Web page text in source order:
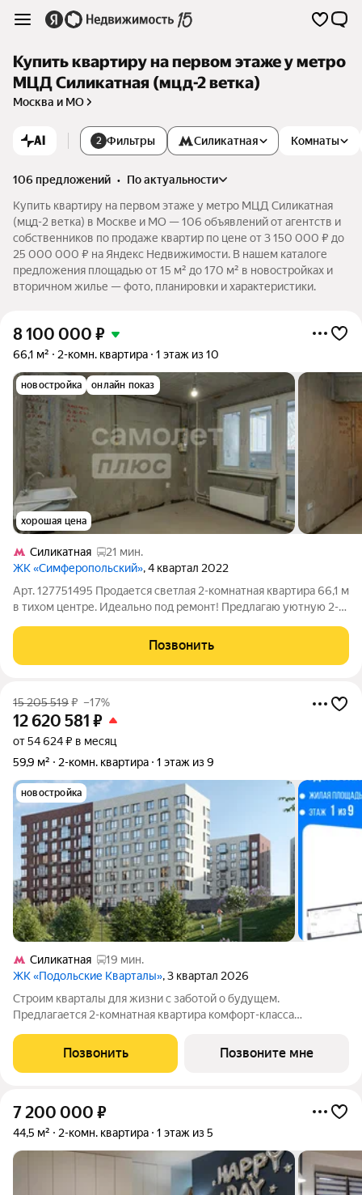
Купить квартиру на первом этаже у метро
МЦД Силикатная (мцд-2 ветка)
Москва и МО
AI 2 Фильтры Комнаты
Силикатная
106 предложений •
по актуальности
Купить квартиру на первом этаже у метро МЦД Силикатная
(мцд-2 ветка) в Москве и МО — 106 объявлений от агентств и
собственников по продаже квартир по цене от 3 150 000 ₽ до
25 000 000 ₽ на Яндекс Недвижимости. В нашем каталоге
предложения площадью от 15 м² до 170 м² в новостройках и
вторичном жилье — фото, планировки и характеристики.
8 100 000 ₽
66,1 м² 2-комн. квартира 1 этаж из 10
новостройка онлайн показ
хорошая цена
Силикатная
21 мин.
ЖК «Симферопольский», 4 квартал 2022
Арт. 127751495 Продается светлая 2-комнатная квартира 66,1 м
в тихом центре. Идеально под ремонт! Предлагаю уютную 2-
панельного дома. Это вариант для тех, кто ценит тишину,
развитую
Позвонить
15 205 519₽ –17%
12 620 581 ₽
от 54 624 ₽ в месяц
59,9 м²
2-комн. квартира 1 этаж из 9
новостройка
Силикатная
19 мин.
ЖК «Подольские Кварталы», 3 квартал 2026
Строим кварталы для жизни с заботой о будущем.
Предлагается 2-комнатная квартира комфорт-класса
м этаже, в жилом комплексе "Подольские
Кварталы".Застройщик сдает квартиры с отделкой в
Позвонить Позвоните мне
7 200 000 ₽
44,5 м² 2-комн. квартира 1 этаж из 5